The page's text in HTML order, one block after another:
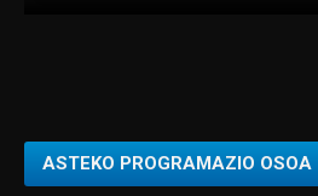
ASTEKO PROGRAMAZIO OSOA